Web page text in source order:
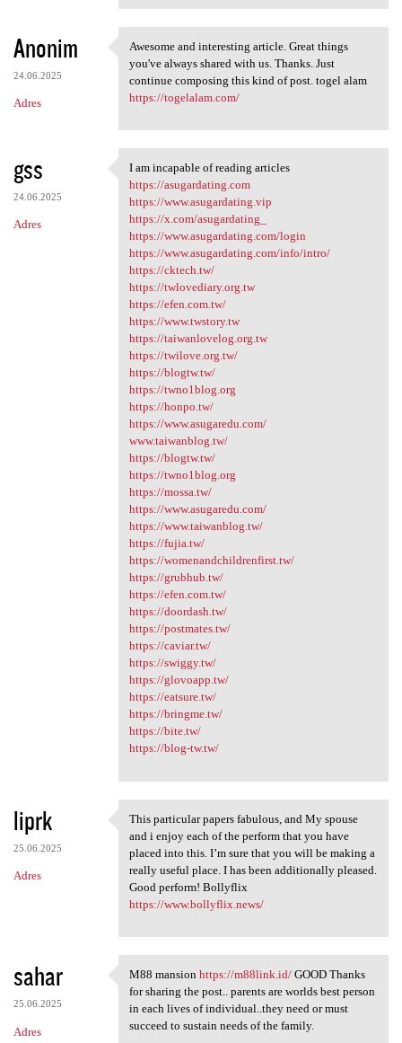
Anonim
24.06.2025
Adres
Awesome and interesting
Awesome and interesting article. Great things
you've always shared with us. Thanks. Just
continue composing this kind of post. togel alam
https://togelalam.com/
gss
24.06.2025
Adres
I am incapable of reading
I am incapable of reading articles
https://asugardating.com
https://www.asugardating.vip
https://x.com/asugardating_
https://www.asugardating.com/login
https://www.asugardating.com/info/intro/
https://cktech.tw/
https://twlovediary.org.tw
https://efen.com.tw/
https://www.twstory.tw
https://taiwanlovelog.org.tw
https://twilove.org.tw/
https://blogtw.tw/
https://twno1blog.org
https://honpo.tw/
https://www.asugaredu.com/
www.taiwanblog.tw/
https://blogtw.tw/
https://twno1blog.org
https://mossa.tw/
https://www.asugaredu.com/
https://www.taiwanblog.tw/
https://fujia.tw/
https://womenandchildrenfirst.tw/
https://grubhub.tw/
https://efen.com.tw/
https://doordash.tw/
https://postmates.tw/
https://caviar.tw/
https://swiggy.tw/
https://glovoapp.tw/
https://eatsure.tw/
https://bringme.tw/
https://bite.tw/
https://blog-tw.tw/
liprk
25.06.2025
Adres
This particular papers
This particular papers fabulous, and My spouse
and i enjoy each of the perform that you have
placed into this. I’m sure that you will be making a
really useful place. I has been additionally pleased.
Good perform! Bollyflix
https://www.bollyflix.news/
sahar
25.06.2025
Adres
M88 mansion https://m88link
M88 mansion https://m88link.id/GOOD Thanks
for sharing the post.. parents are worlds best person
in each lives of individual..they need or must
succeed to sustain needs of the family.